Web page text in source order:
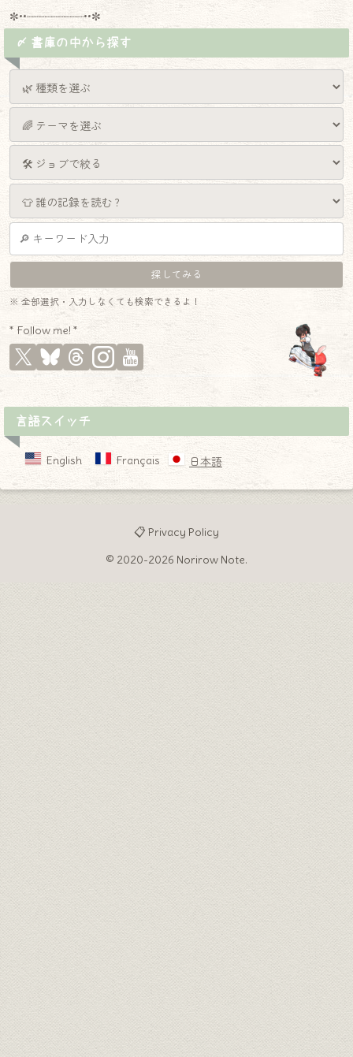
✼••┈┈┈┈┈┈┈┈┈••✼
〆 書庫の中から探す
※ 全部選択・入力しなくても検索できるよ！
* Follow me! *
言語スイッチ
English Français 日本語
📋 Privacy Policy
© 2020-2026 Norirow Note.